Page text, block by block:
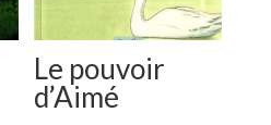
Le pouvoir
d’Aimé